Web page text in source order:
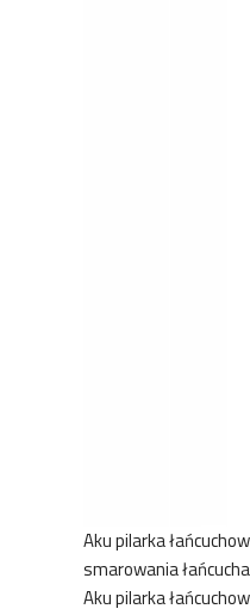
Aku pilarka
smarowania łańcucha
Aku pilarka